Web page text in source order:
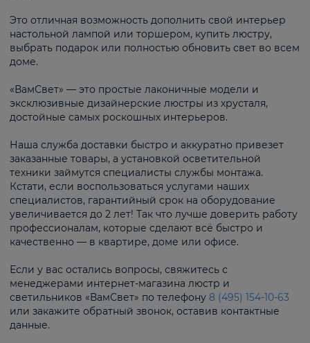
Это отличная возможность дополнить свой интерьер
настольной лампой или торшером, купить люстру,
выбрать подарок или полностью обновить свет во всем
доме.
«ВамСвет» — это простые лаконичные модели и
эксклюзивные дизайнерские люстры из хрусталя,
достойные самых роскошных интерьеров.
Наша служба доставки быстро и аккуратно привезет
заказанные товары, а установкой осветительной
техники займутся специалисты службы монтажа.
Кстати, если воспользоваться услугами наших
специалистов, гарантийный срок на оборудование
увеличивается до 2 лет! Так что лучше доверить работу
профессионалам, которые сделают всё быстро и
качественно — в квартире, доме или офисе.
Если у вас остались вопросы, свяжитесь с
менеджерами интернет-магазина люстр и
светильников «ВамСвет» по телефону 8 (495) 154-10-63
или закажите обратный звонок, оставив контактные
данные.